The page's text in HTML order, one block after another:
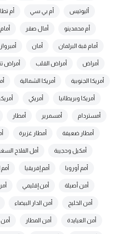
أليوتيس أم بي سي أم
أم محمدينو أمال صقر
أمام قبة البرلمان أمان
أمراض أمراض القلب أمراض
أمريكا الجنوبية أمريكا الشمالية
أمريكا وبريطانيا أمريكي
أمستردام أمسمرير أمطار
أمطار ضعيفة أمطار غزيرة
أمكيل وحجيبة أمل الفلاح
أمم أوروبا أمم إفريقيا
أمن أصيلة أمن إقليمي
أمن الخليج أمن الدار البيضاء
أمن العيايدة أمن المطار